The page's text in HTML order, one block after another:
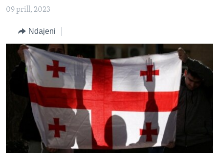
tek
BOTA
MJEDISI
KULTURË
SHKENCË DHE TEKNOLOGJI
SHËNDETËSI
INTERVISTA
DITARI
FOLLOW US
Gjuhët
09 prill, 2023
Ndajeni